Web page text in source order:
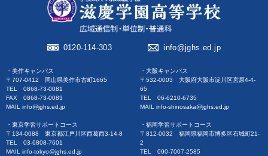
0120-114-303 info@jghs.ed.jp
・美作キャンパス
〒707-0412 岡山県美作市古町1665
TEL 0868-73-0081
FAX 0868-73-0083
MAIL info@jghs.ed.jp
・東京学習サポートコース
〒134-0088 東京都江戸川区西葛西3-14-8
TEL 03-6808-7601
MAIL info-tokyo@jghs.ed.jp
・大阪キャンパス
〒532-0003 大阪府大阪市淀川区宮原4-4-
65
TEL 06-6210-6735
MAIL info-shinosaka@jghs.ed.jp
・福岡学習サポートコース
〒812-0032 福岡県福岡市博多区石城町21-
2
TEL 090-7007-2585